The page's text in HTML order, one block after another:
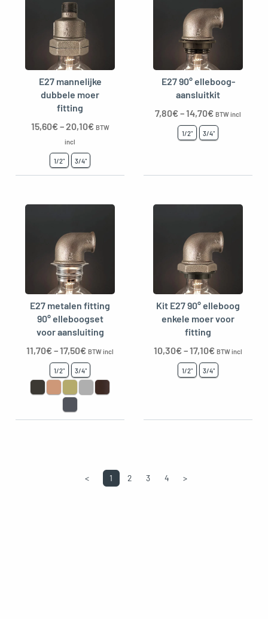
E27 mannelijke
dubbele moer
fitting
15,60€–20,10€ BTW
incl
1/2" 3/4"
E27 90° elleboog-
aansluitkit
7,80€–14,70€ BTW incl
1/2" 3/4"
E27 metalen fitting
90° elleboogset
voor aansluiting
11,70€–17,50€ BTW incl
1/2" 3/4"
Kit E27 90° elleboog
enkele moer voor
fitting
10,30€–17,10€ BTW incl
1/2" 3/4"
< 1 2 3 4 >